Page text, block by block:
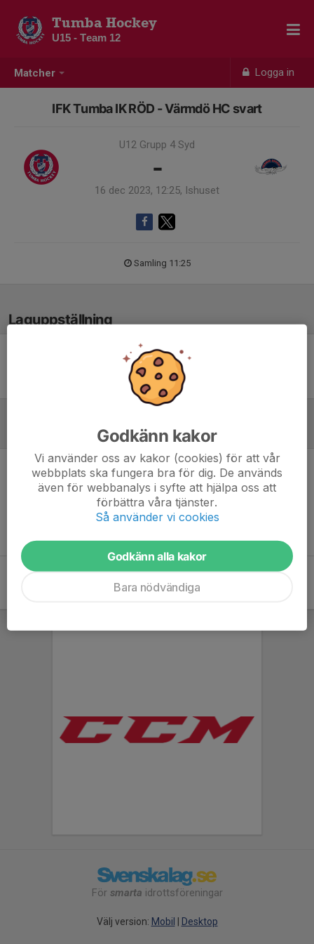
Matcher Logga in
Tumba Hockey
U15 - Team 12
IFK Tumba IK RÖD - Värmdö HC svart
U12 Grupp 4 Syd
-
16 dec 2023, 12:25, Ishuset
Samling 11:25
Laguppställning
Ingen uppställning ifylld
Inget referat skrivet
För smarta idrottsföreningar
Välj version: Mobil Desktop
Godkänn kakor
Vi använder oss av kakor (cookies) för att vår
webbplats ska fungera bra för dig. De används
även för webbanalys i syfte att hjälpa oss att
förbättra våra tjänster.
Så använder vi cookies
Godkänn alla kakor
Bara nödvändiga